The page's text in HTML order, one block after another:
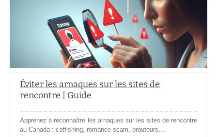
Éviter les arnaques sur les sites de
rencontre | Guide
Apprenez à reconnaître les arnaques sur les sites de rencontre
au Canada : catfishing, romance scam, brouteurs....